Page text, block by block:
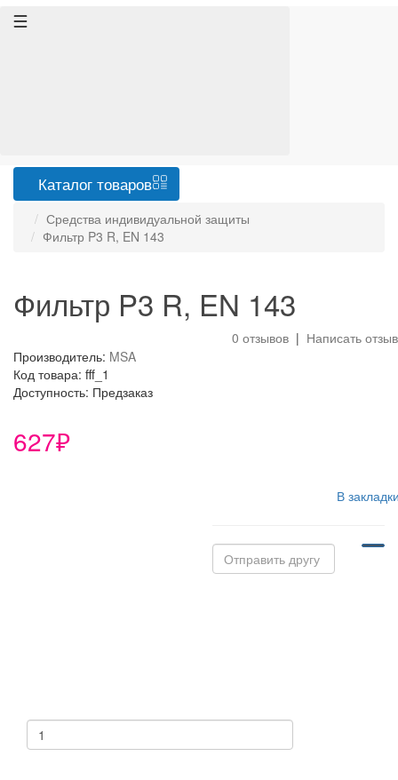
Каталог товаров
Средства индивидуальной защиты
Фильтр P3 R, EN 143
Фильтр P3 R, EN 143
0 отзывов | Написать отзыв
Производитель: MSA
Код товара: fff_1
Доступность: Предзаказ
627₽
В